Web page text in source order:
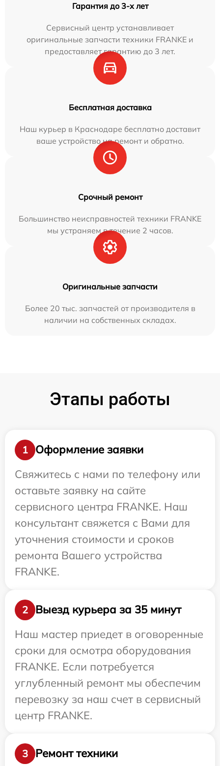
Гарантия до 3-х лет
Сервисный центр устанавливает
оригинальные запчасти техники FRANKE и
предоставляет гарантию до 3 лет.
Бесплатная доставка
Наш курьер в Краснодаре бесплатно доставит
ваше устройство на ремонт и обратно.
Срочный ремонт
Большинство неисправностей техники FRANKE
мы устраняем в течение 2 часов.
Оригинальные запчасти
Более 20 тыс. запчастей от производителя в
наличии на собственных складах.
Этапы работы
1
Оформление заявки
Свяжитесь с нами по телефону или
оставьте заявку на сайте
сервисного центра FRANKE. Наш
консультант свяжется с Вами для
уточнения стоимости и сроков
ремонта Вашего устройства
FRANKE.
2
Выезд курьера за 35 минут
Наш мастер приедет в оговоренные
сроки для осмотра оборудования
FRANKE. Если потребуется
углубленный ремонт мы обеспечим
перевозку за наш счет в сервисный
центр FRANKE.
3 Ремонт техники